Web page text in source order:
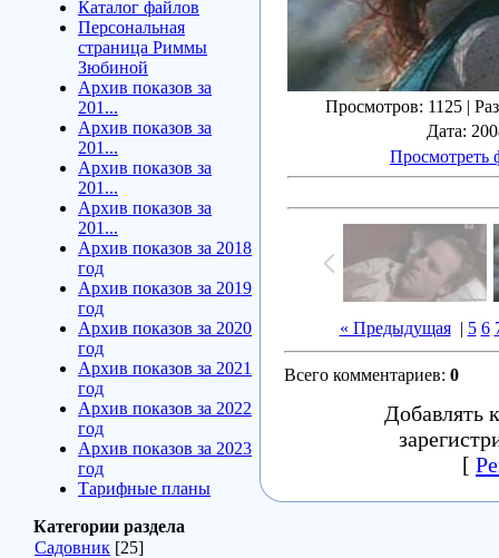
Каталог файлов
Персональная
страница Риммы
Зюбиной
Архив показов за
201...
Архив показов за
201...
Архив показов за
201...
Архив показов за
201...
Архив показов за 2018
год
Архив показов за 2019
год
Архив показов за 2020
год
Архив показов за 2021
год
Архив показов за 2022
год
Архив показов за 2023
год
Тарифные планы
Категории раздела
Садовник [25]
Просмотров: 1125 |
Дата:
Просмотреть
« Предыдущая| 5 6
Всего комментариев: 0
Добавлять
[